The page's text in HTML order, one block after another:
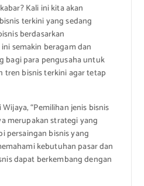
Kali ini kita akan
terkini yang sedang
berdasarkan
semakin beragam dan
bagi para pengusaha untuk
tren bisnis terkini agar tetap
“Pemilihan jenis bisnis
merupakan strategi yang
persaingan bisnis yang
kebutuhan pasar dan
dapat berkembang dengan